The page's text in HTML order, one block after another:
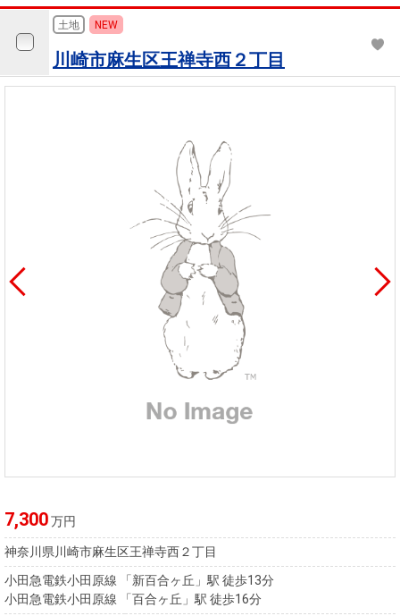
土地 NEW
川崎市麻生区王禅寺西２丁目
7,300万円
神奈川県川崎市麻生区王禅寺西２丁目
小田急電鉄小田原線 「新百合ヶ丘」駅 徒歩13分
小田急電鉄小田原線 「百合ヶ丘」駅 徒歩16分